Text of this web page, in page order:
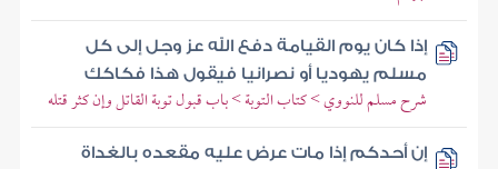
إذا كان يوم القيامة دفع الله عز وجل إلى كل
مسلم يهوديا أو نصرانيا فيقول هذا فكاكك
شرح مسلم للنووي > كتاب التوبة > باب قبول توبة القاتل وإن كثر قتله
إن أحدكم إذا مات عرض عليه مقعده بالغداة